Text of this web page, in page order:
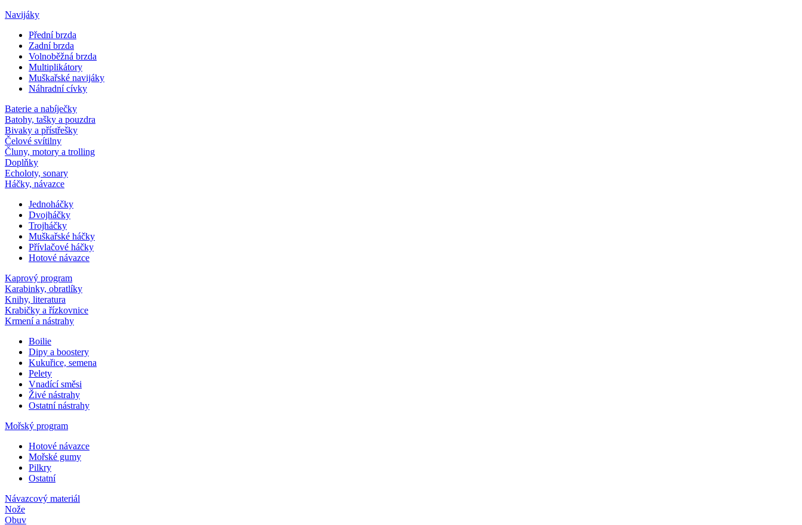
Navijáky
Přední brzda
Zadní brzda
Volnoběžná brzda
Multiplikátory
Muškařské navijáky
Náhradní cívky
Baterie a nabíječky
Batohy, tašky a pouzdra
Bivaky a přístřešky
Čelové svítilny
Čluny, motory a trolling
Doplňky
Echoloty, sonary
Háčky, návazce
Jednoháčky
Dvojháčky
Trojháčky
Muškařské háčky
Přívlačové háčky
Hotové návazce
Kaprový program
Karabinky, obratlíky
Knihy, literatura
Krabičky a řízkovnice
Krmení a nástrahy
Boilie
Dipy a boostery
Kukuřice, semena
Pelety
Vnadící směsi
Živé nástrahy
Ostatní nástrahy
Mořský program
Hotové návazce
Mořské gumy
Pilkry
Ostatní
Návazcový materiál
Nože
Obuv